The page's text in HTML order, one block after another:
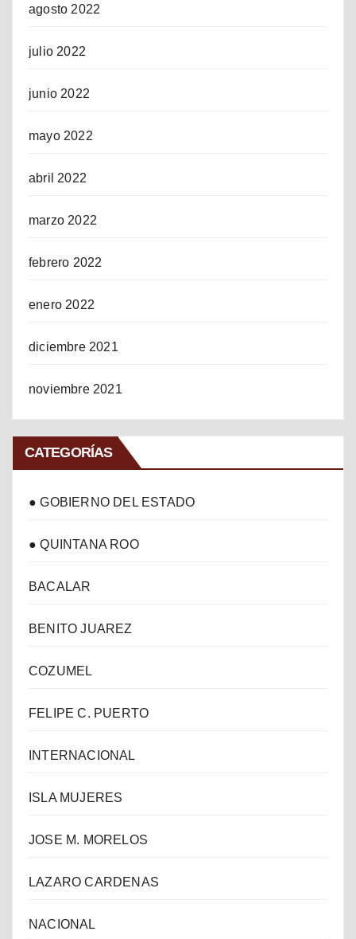
agosto 2022
julio 2022
junio 2022
mayo 2022
abril 2022
marzo 2022
febrero 2022
enero 2022
diciembre 2021
noviembre 2021
CATEGORÍAS
● GOBIERNO DEL ESTADO
● QUINTANA ROO
BACALAR
BENITO JUAREZ
COZUMEL
FELIPE C. PUERTO
INTERNACIONAL
ISLA MUJERES
JOSE M. MORELOS
LAZARO CARDENAS
NACIONAL